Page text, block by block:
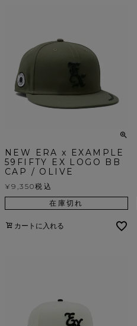
NEW ERA x EXAMPLE
59FIFTY EX LOGO BB
CAP / OLIVE
¥9,350税込
在庫切れ
カートに入れる